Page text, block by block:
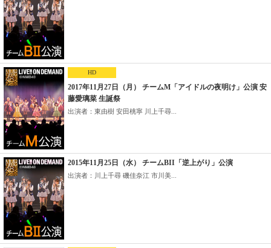
HD
2017年11月27日（月） チームM「アイドルの夜明け」公演 安
藤愛璃菜 生誕祭
出演者：東由樹 安田桃寧 川上千尋...
2015年11月25日（水） チームBII「逆上がり」公演
出演者：川上千尋 磯佳奈江 市川美...